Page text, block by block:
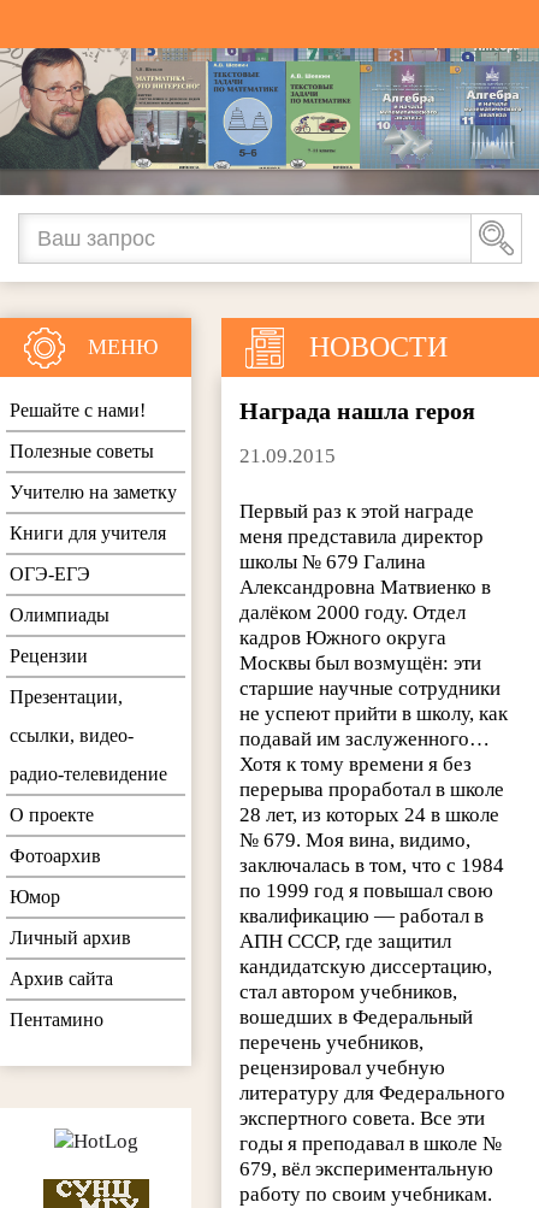
НОВОСТИ
Награда нашла героя
21.09.2015
Первый раз к этой награде
меня представила директор
школы № 679 Галина
Александровна Матвиенко в
далёком 2000 году. Отдел
кадров Южного округа
Москвы был возмущён: эти
старшие научные сотрудники
не успеют прийти в школу, как
подавай им заслуженного…
Хотя к тому времени я без
перерыва проработал в школе
28 лет, из которых 24 в школе
№ 679. Моя вина, видимо,
заключалась в том, что с 1984
по 1999 год я повышал свою
квалификацию — работал в
АПН СССР, где защитил
кандидатскую диссертацию,
стал автором учебников,
вошедших в Федеральный
перечень учебников,
рецензировал учебную
литературу для Федерального
экспертного совета. Все эти
годы я преподавал в школе №
679, вёл экспериментальную
работу по своим учебникам.
МЕНЮ
Решайте с нами!
Полезные советы
Учителю на заметку
Книги для учителя
ОГЭ-ЕГЭ
Олимпиады
Рецензии
Презентации,
ссылки, видео-
радио-телевидение
О проекте
Фотоархив
Юмор
Личный архив
Архив сайта
Пентамино